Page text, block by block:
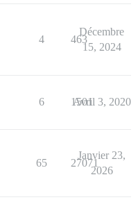
4 463
Décembre
15, 2024
6 1501
Avril 3, 2020
65 27071
Janvier 23,
2026